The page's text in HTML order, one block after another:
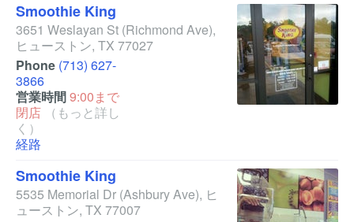
Smoothie King
3651 Weslayan St (Richmond Ave),
ヒューストン, TX 77027
Phone (713) 627-
3866
営業時間9:00まで
閉店
（もっと詳し
く）
経路
Smoothie King
5535 Memorial Dr (Ashbury Ave), ヒ
ューストン, TX 77007